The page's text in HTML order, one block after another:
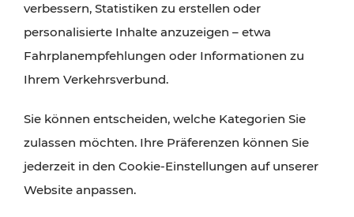
verbessern, Statistiken zu erstellen oder
personalisierte Inhalte anzuzeigen – etwa
Fahrplanempfehlungen oder Informationen zu
Ihrem Verkehrsverbund.
Sie können entscheiden, welche Kategorien Sie
zulassen möchten. Ihre Präferenzen können Sie
jederzeit in den Cookie-Einstellungen auf unserer
Website anpassen.